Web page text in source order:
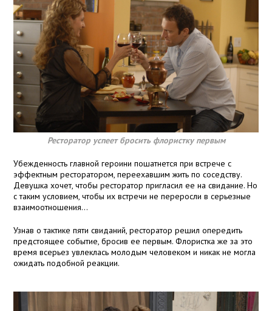
Ресторатор успеет бросить флористку первым
Убежденность главной героини пошатнется при встрече с
эффектным ресторатором, переехавшим жить по соседству.
Девушка хочет, чтобы ресторатор пригласил ее на свидание. Но
с таким условием, чтобы их встречи не переросли в серьезные
взаимоотношения...
Узнав о тактике пяти свиданий, ресторатор решил опередить
предстоящее событие, бросив ее первым. Флористка же за это
время всерьез увлеклась молодым человеком и никак не могла
ожидать подобной реакции.